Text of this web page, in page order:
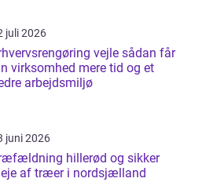
juli 2026
vejle sådan får
virksomhed mere tid og et
arbejdsmiljø
juni 2026
hillerød og sikker
af træer i nordsjælland